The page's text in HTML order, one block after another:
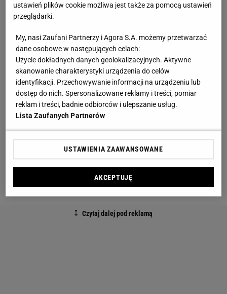
Przy czwartej natomiast ustawiono ciąg niskich
szafek. Takie rozwiązanie podyktowała
projektantowi nie tylko konieczność (w kuchni jest
kilka okien), ale także potrzeba urozmaicenia dość
sterylnego wnętrza. Temu samemu celowi służyło
zastosowanie kilku różnychmateriałów
wykończeniowych- białego laminatu na frontach
większości szafek, szkła w części drzwiczek, metalu
kuchenką) oraz drewna w głębokim odcieniu brązu.
Jego duże płaszczyzny na blacie, ścianach i barku
wprost emanują ciepłem, tak bardzo potrzebnym w
minimalistycznym wnętrzu.
ustawień plików cookie możliwa jest także za pomocą ustawień
przeglądarki.
My, nasi Zaufani Partnerzy i Agora S.A. możemy przetwarzać
dane osobowe w następujących celach:
Użycie dokładnych danych geolokalizacyjnych. Aktywne
skanowanie charakterystyki urządzenia do celów
identyfikacji. Przechowywanie informacji na urządzeniu lub
dostęp do nich. Spersonalizowane reklamy i treści, pomiar
reklam i treści, badnie odbiorców i ulepszanie usług.
Lista Zaufanych Partnerów
USTAWIENIA ZAAWANSOWANE
AKCEPTUJĘ